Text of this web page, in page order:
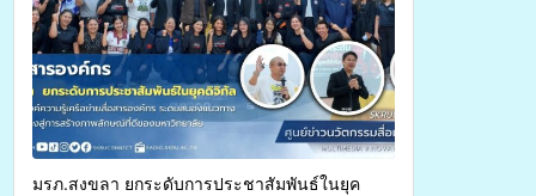
มรภ.สงขลา ยกระดับการประชาสัมพันธ์ในยุค